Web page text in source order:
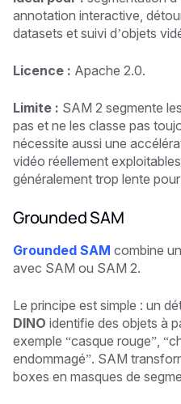
annotation interactive,
datasets et suivi d’objets
Licence : Apache 2.0.
Limite : SAM 2 segmente
pas et ne les classe pas
nécessite aussi une
vidéo réellement
généralement trop lente
Grounded SAM
Grounded SAM combine
avec SAM ou SAM 2.
Le principe est simple : un
DINO identifie des objets à
exemple “casque rouge”,
endommagé”. SAM
boxes en masques de